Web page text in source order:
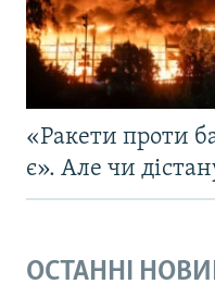
«Ракети проти
є». Але чи
ОСТАННІ